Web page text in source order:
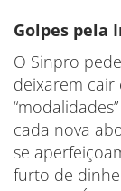
Golpes pela
O Sinpro
deixarem cair
cada nova
se
furto de